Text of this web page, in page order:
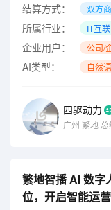
结算方式： 双方
所属行业： IT互
企业用户： 公司/
AI类型： 自然
四驱动力
广州 繁地
繁地智播 AI 数
位，开启智能运